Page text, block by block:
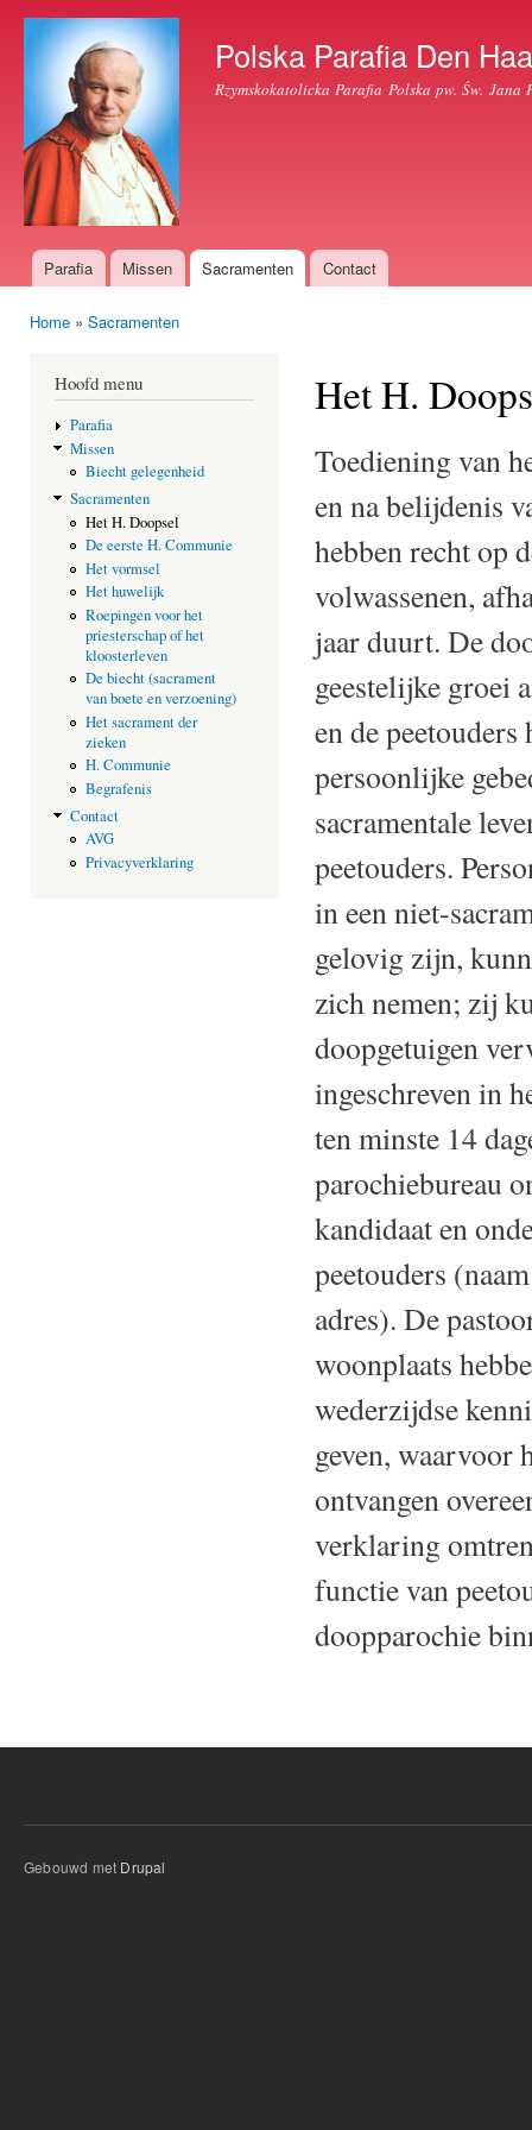
de
Polska Parafia Den
Rzymskokatolicka Parafia Polska pw. Św. Jana
Hoofdmenu
Parafia Missen Sacramenten Contact
Home » Sacramenten
Hoofd menu
Parafia
Missen
Biecht gelegenheid
Sacramenten
Het H. Doopsel
De eerste H. Communie
Het vormsel
Het huwelijk
Roepingen voor het
priesterschap of het
kloosterleven
De biecht (sacrament
van boete en verzoening)
Het sacrament der
zieken
H. Communie
Begrafenis
Contact
AVG
Privacyverklaring
Het H.
Toediening van
en na belijdenis
hebben recht op
volwassenen,
jaar duurt. De
geestelijke groei
en de
persoonlijke
sacramentale
peetouders.
in een niet-
gelovig zijn,
zich nemen; zij
doopgetuigen
ingeschreven in
ten minste 14
parochiebureau
kandidaat en
peetouders
adres). De
woonplaats
wederzijdse
geven, waarvoor
ontvangen
verklaring
functie van
doopparochie
Gebouwd met Drupal